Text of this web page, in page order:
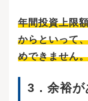
できます。ライフ
直しができるのも
確認し、支出を抑
も、作成したライ
ではありません。
もライフプランづ
ンを作成すると将
年間投資上限
からといって
めできません
3． 余裕が